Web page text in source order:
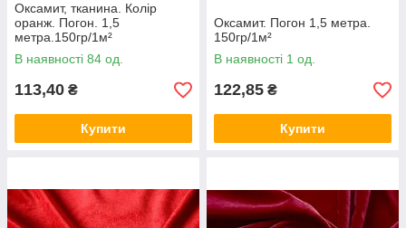
Оксамит, тканина. Колір
оранж. Погон. 1,5
метра.150гр/1м²
В наявності 84 од.
113,40 ₴
Купити
Оксамит. Погон 1,5 метра.
150гр/1м²
В наявності 1 од.
122,85 ₴
Купити